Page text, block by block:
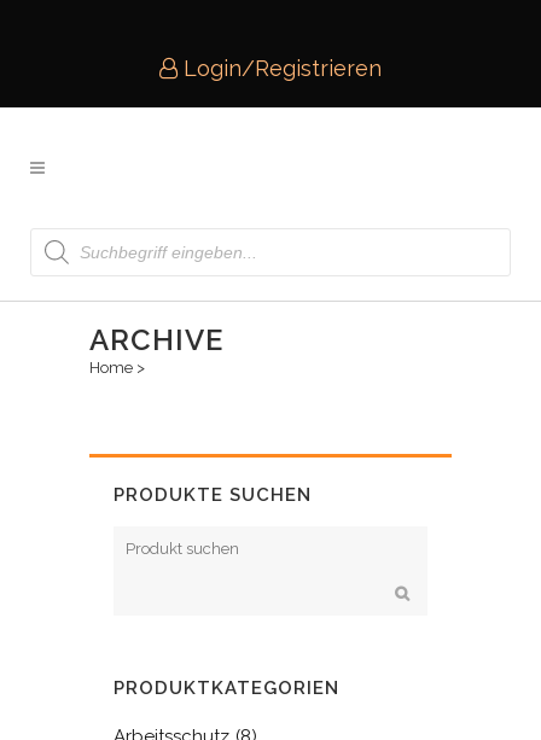
Login/Registrieren
Products
search
ARCHIVE
Home >
PRODUKTE SUCHEN
PRODUKTKATEGORIEN